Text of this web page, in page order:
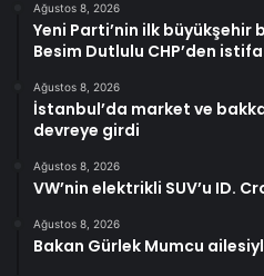
Ağustos 8, 2026
Yeni Parti’nin ilk büyükşehir
Besim Dutlulu CHP’den
Ağustos 8, 2026
İstanbul’da market ve
devreye girdi
Ağustos 8, 2026
VW’nin elektrikli SUV’u ID.
Ağustos 8, 2026
Bakan Gürlek Mumcu